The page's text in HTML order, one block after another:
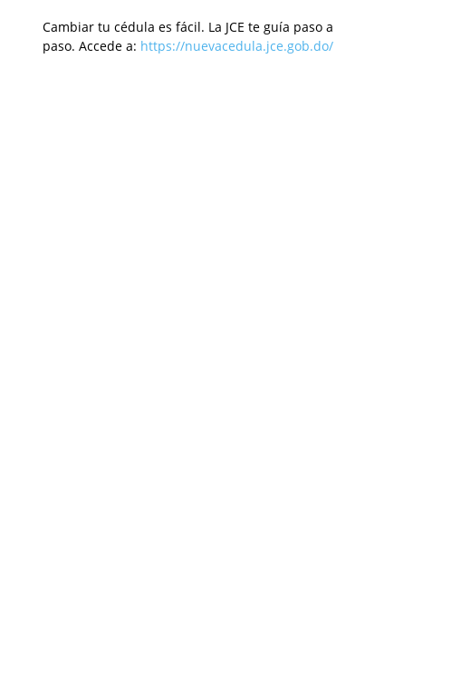
Cambiar tu cédula es fácil. La JCE te guía paso a
paso. Accede a: https://nuevacedula.jce.gob.do/